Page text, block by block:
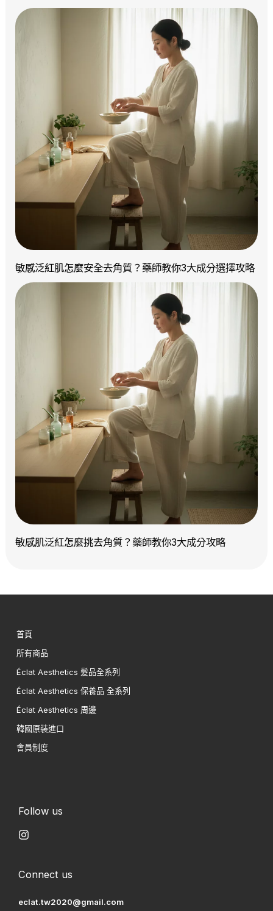
敏感泛紅肌怎麼安全去角質？藥師教你3大成分選擇攻略
敏感肌泛紅怎麼挑去角質？藥師教你3大成分攻略
首頁
所有商品
Éclat Aesthetics 髮品全系列
Éclat Aesthetics 保養品 全系列
Éclat Aesthetics 周邊
韓國原裝進口
會員制度
Follow us
Connect us
eclat.tw2020@gmail.com